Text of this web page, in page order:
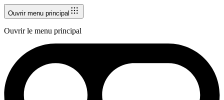
Ouvrir menu principal
Ouvrir le menu principal